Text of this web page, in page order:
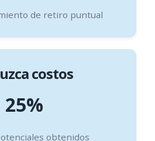
de retiro puntual
costos
25%
obtenidos